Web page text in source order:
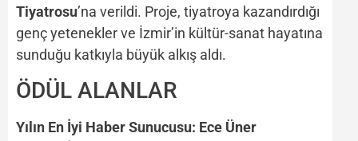
Tiyatrosu’na verildi. Proje, tiyatroya kazandırdığı
genç yetenekler ve İzmir’in kültür-sanat hayatına
sunduğu katkıyla büyük alkış aldı.
ÖDÜL ALANLAR
Yılın En İyi Haber Sunucusu: Ece Üner